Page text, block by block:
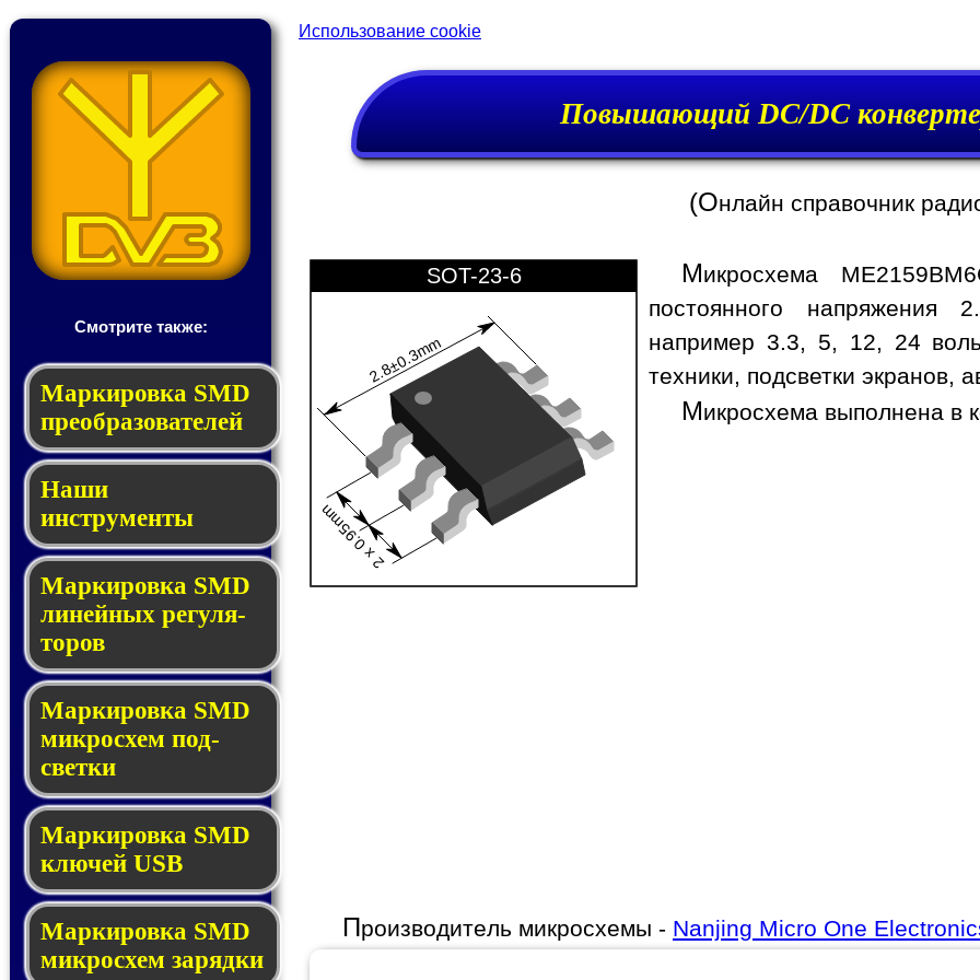
Смотрите также:
Мар­ки­ров­ка SMD
пре­об­ра­зо­ва­те­лей
Наши
инструменты
Маркировка SMD
ли­ней­ных ре­гу­ля­
то­ров
Маркировка SMD
мик­ро­схем под­
свет­ки
Маркировка SMD
клю­чей USB
Маркировка SMD
мик­рос­хем за­ряд­ки
Использование cookie
Повышающий DC/DC
(Онлайн справочник
2.8±0.3mm
2 x 0.95mm
SOT-23-6 Микросхема
постоянного напряжения
например 3.3, 5, 12, 24
техники, подсветки экранов,
Микросхема выполнена в
Производитель микросхемы - Nanjing Micro One